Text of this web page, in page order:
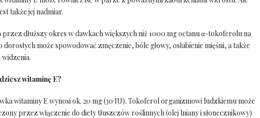
także jej nadmiar.
przez dłuższy okres w dawkach większych niż 1000 mg octanu α-tokoferolu na
dorosłych może spowodować zmęczenie, bóle głowy, osłabienie mięśni, a także
witaminę E?
witaminy E wynosi ok. 20 mg (30 IU). Tokoferol organizmowi ludzkiemu może
przez włączenie do diety tłuszczów roślinnych (olej lniany i słonecznikowy)